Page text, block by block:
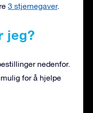
3 stjernegaver.
jeg?
nedenfor.
for å hjelpe